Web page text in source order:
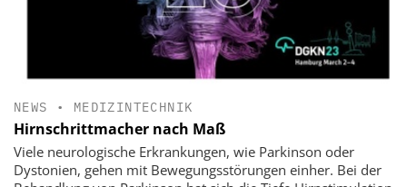
NEWS • MEDIZINTECHNIK
Hirnschrittmacher nach Maß
Viele neurologische Erkrankungen, wie Parkinson oder
Dystonien, gehen mit Bewegungsstörungen einher. Bei der